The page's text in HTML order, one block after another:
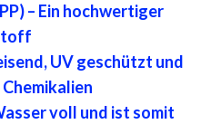
– Ein hochwertiger
UV geschützt und
voll und ist somit